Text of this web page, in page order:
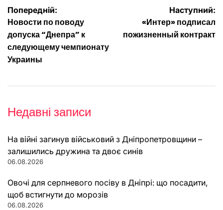
Навігація
записів
Попередній:
Новости по поводу
допуска “Днепра” к
следующему чемпионату
Украины
Наступний:
«Интер» подписал
пожизненный контракт
Недавні записи
На війні загинув військовий з Дніпропетровщини –
залишились дружина та двоє синів
06.08.2026
Овочі для серпневого посіву в Дніпрі: що посадити,
щоб встигнути до морозів
06.08.2026